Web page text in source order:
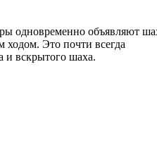
одновременно объявляют
Это почти всегда
и вскрытого шаха.